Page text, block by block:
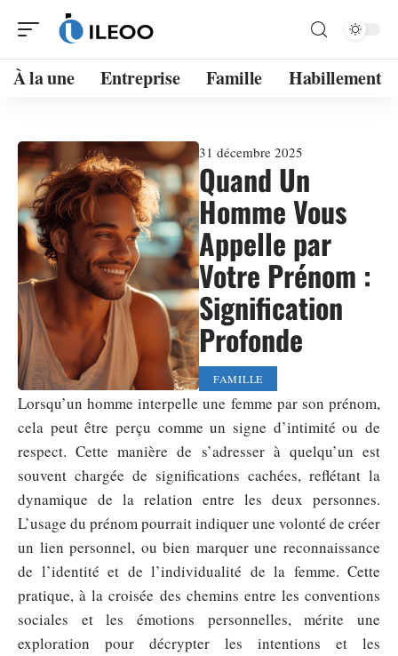
À la une Entreprise Famille Habillement
31 décembre 2025
Quand Un
Homme Vous
Appelle par
Votre Prénom :
Signification
Profonde
FAMILLE
Lorsqu’un homme interpelle une femme par son prénom,
cela peut être perçu comme un signe d’intimité ou de
respect. Cette manière de s’adresser à quelqu’un est
souvent chargée de significations cachées, reflétant la
dynamique de la relation entre les deux personnes.
L’usage du prénom pourrait indiquer une volonté de créer
un lien personnel, ou bien marquer une reconnaissance
de l’identité et de l’individualité de la femme. Cette
pratique, à la croisée des chemins entre les conventions
sociales et les émotions personnelles, mérite une
exploration pour décrypter les intentions et les